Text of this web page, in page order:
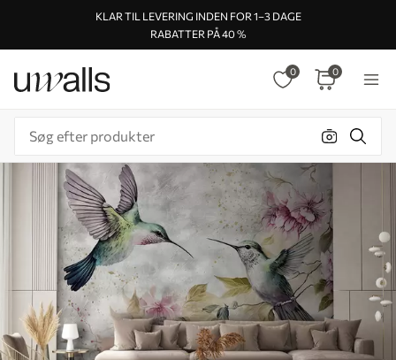
KLAR TIL LEVERING INDEN FOR 1–3 DAGE
RABATTER PÅ 40 %
0 0